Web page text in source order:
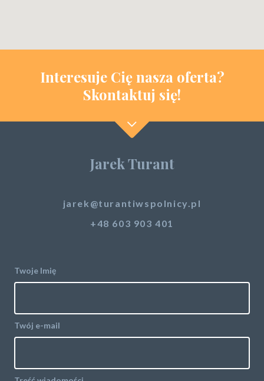
Interesuje Cię nasza oferta?
Skontaktuj się!
Jarek Turant
jarek@turantiwspolnicy.pl
+48 603 903 401
Twoje Imię
Twój e-mail